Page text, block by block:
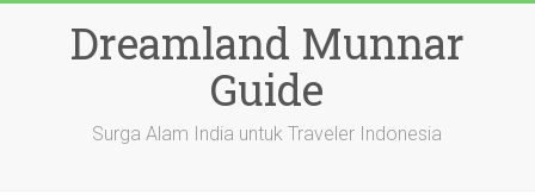
Dreamland Munnar
Guide
Surga Alam India untuk Traveler Indonesia